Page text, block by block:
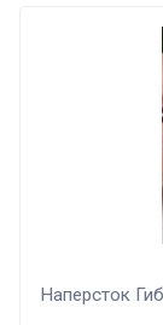
Наперсток